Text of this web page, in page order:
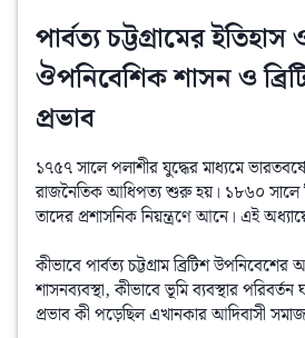
পার্বত্য চট্টগ্রামের
ঔপনিবেশিক শাসন ও
প্রভাব
১৭৫৭ সালে পলাশীর যুদ্ধের মাধ্যমে
রাজনৈতিক আধিপত্য শুরু হয়। ১৮৬০ সালে
তাদের প্রশাসনিক নিয়ন্ত্রণে আনে। এই
কীভাবে পার্বত্য চট্টগ্রাম ব্রিটিশ
শাসনব্যবস্থা, কীভাবে ভূমি ব্যবস্থার
প্রভাব কী পড়েছিল এখানকার আদিবাসী